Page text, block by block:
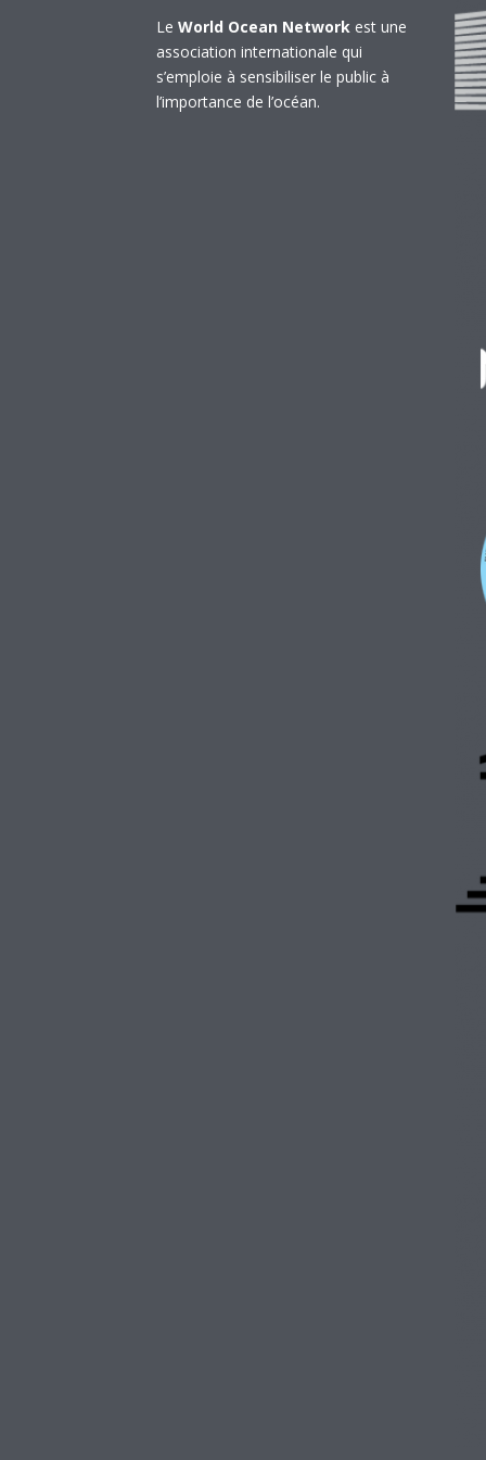
Le World Ocean Network est une
association internationale qui
s’emploie à sensibiliser le public à
l’importance de l’océan.